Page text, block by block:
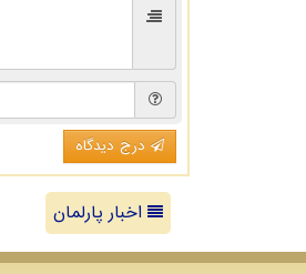
درج دیدگاه
اخبار پارلمان